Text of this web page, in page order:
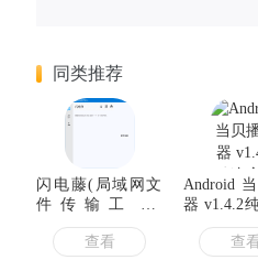
同类推荐
闪电藤(局域网文
件传输工具)
v3.0.5 中文绿色版
查看
Android
器 v1.4.2
查